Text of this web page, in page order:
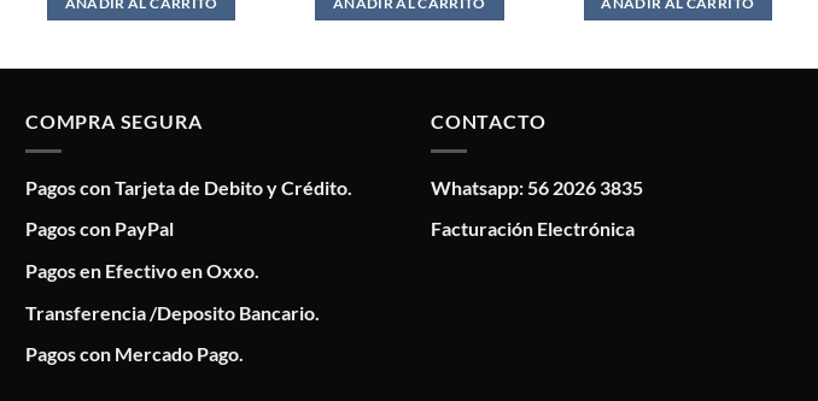
AÑADIR AL CARRITO AÑADIR AL CARRITO AÑADIR AL CARRITO
COMPRA SEGURA
Pagos con Tarjeta de Debito y Crédito.
Pagos con PayPal
Pagos en Efectivo en Oxxo.
Transferencia /Deposito Bancario.
Pagos con Mercado Pago.
CONTACTO
Whatsapp: 56 2026 3835
Facturación Electrónica